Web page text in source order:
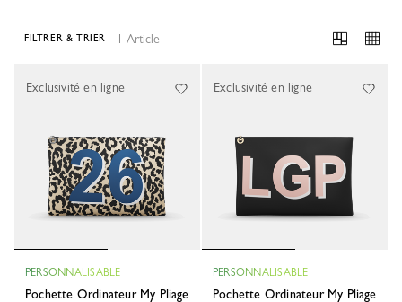
1 Article
FILTRER & TRIER
PERSONNALISABLE
Pochette Ordinateur My Pliage
Exclusivité en ligne
PERSONNALISABLE
Pochette Ordinateur My Pliage
Exclusivité en ligne